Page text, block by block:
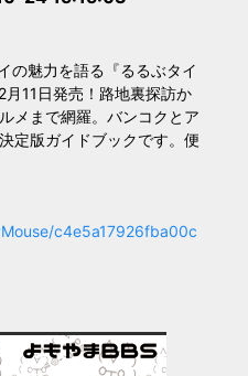
の魅力を語る『るるぶタイ
月11日発売！路地裏探訪か
メまで網羅。バンコクとア
定版ガイドブックです。便
c4e5a17926fba00c